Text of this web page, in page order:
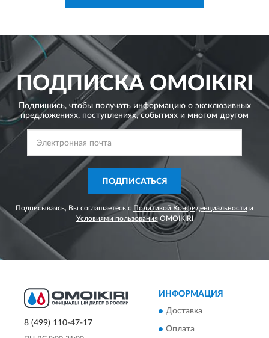
ПОДПИСКАOMOIKIRI
Подпишись, чтобы получать информацию о эксклюзивных
предложениях, поступлениях, событиях и многом другом
ПОДПИСАТЬСЯ
Подписываясь, Вы соглашаетесь с Политикой Конфиденциальности и
Условиями пользованияOMOIKIRI
8 (499) 110-47-17
ИНФОРМАЦИЯ
Доставка
Оплата